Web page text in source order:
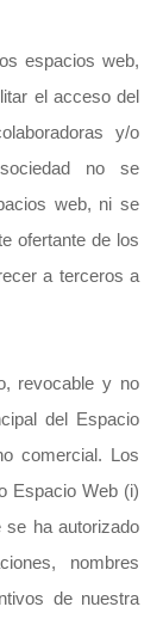
espacios web,
el acceso del
y/o
no se
web, ni se
ofertante de los
a terceros a
revocable y no
del Espacio
comercial. Los
Espacio Web (i)
se ha autorizado
nombres
de nuestra